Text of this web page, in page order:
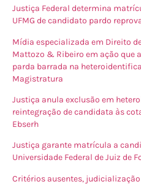
Justiça Federal determina
UFMG de candidato pardo
Mídia especializada em Direito
Mattozo & Ribeiro em ação que
parda barrada na
Magistratura
Justiça anula exclusão em
reintegração de candidata às
Ebserh
Justiça garante matrícula a
Universidade Federal de Juiz de
Critérios ausentes,